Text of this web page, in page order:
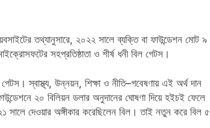
তথ্যানুসারে, ২০২২ সালে ব্যক্তি বা ফাউন্ডেশন মোট ৯
সহপ্রতিষ্ঠাতা ও শীর্ষ ধনী বিল গেটস।
স্বাস্থ্য, উন্নয়ন, শিক্ষা ও নীতি–গবেষণায় এই অর্থ দান
২০ বিলিয়ন ডলার অনুদানের ঘোষণা দিয়ে হইচই ফেলে
সালে দেওয়ার অঙ্গীকার করেছিলেন বিল। তাই নতুন করে বিল ৫